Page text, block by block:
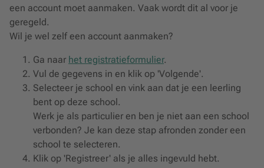
een account moet aanmaken. Vaak wordt dit al voor je
geregeld.
Wil je wel zelf een account aanmaken?
Ga naar het registratieformulier.
Vul de gegevens in en klik op 'Volgende'.
Selecteer je school en vink aan dat je een leerling
bent op deze school.
Werk je als particulier en ben je niet aan een school
verbonden? Je kan deze stap afronden zonder een
school te selecteren.
Klik op 'Registreer' als je alles ingevuld hebt.